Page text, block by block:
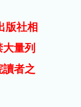
版社相
大量列
者之